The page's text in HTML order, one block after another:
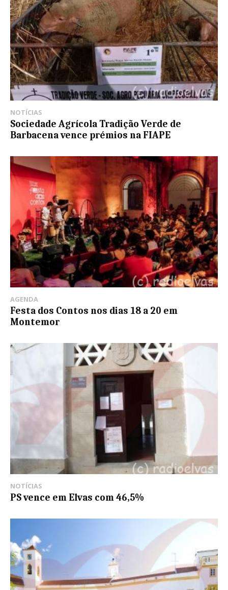
NOTÍCIAS
Sociedade Agrícola Tradição Verde de
Barbacena vence prémios na FIAPE
AGENDA
Festa dos Contos nos dias 18 a 20 em
Montemor
NOTÍCIAS
PS vence em Elvas com 46,5%